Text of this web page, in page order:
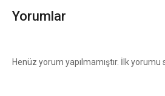
Yorumlar
Henüz yorum yapılmamıştır. İlk yorumu